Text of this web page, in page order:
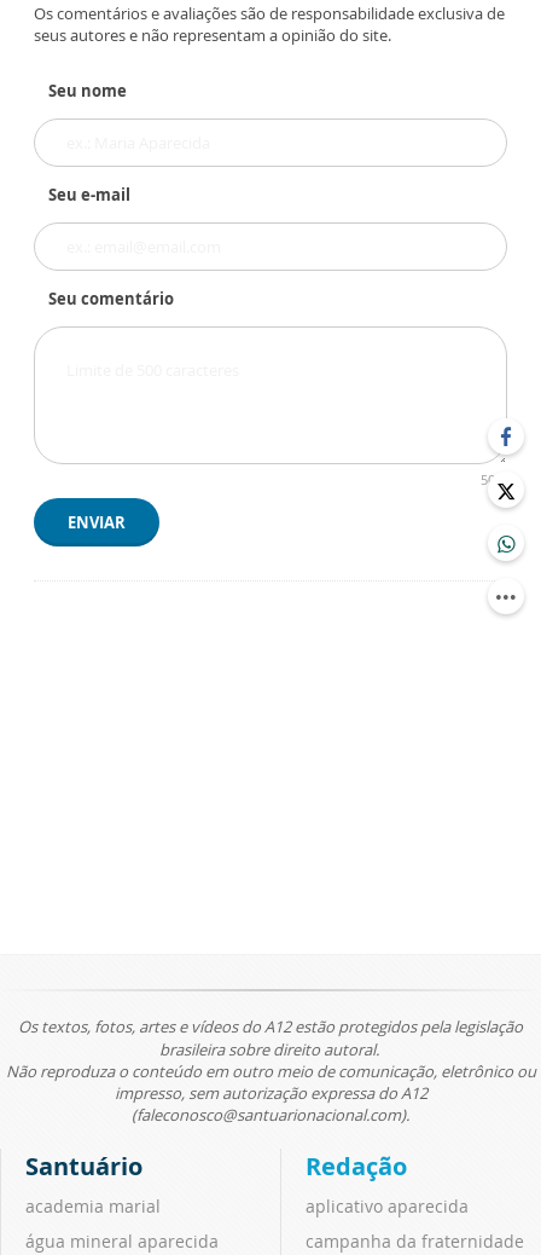
Os comentários e avaliações são de responsabilidade exclusiva de
seus autores e não representam a opinião do site.
Seu nome
Seu e-mail
Seu comentário
500
ENVIAR
Os textos, fotos, artes e vídeos do A12 estão protegidos pela legislação
brasileira sobre direito autoral.
Não reproduza o conteúdo em outro meio de comunicação, eletrônico ou
impresso, sem autorização expressa do A12
(faleconosco@santuarionacional.com).
Santuário
academia marial
água mineral aparecida
Redação
aplicativo aparecida
campanha da fraternidade